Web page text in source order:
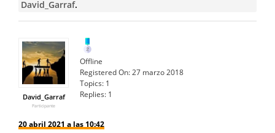
David_Garraf.
David_Garraf
Participante
Offline
Registered On:27 marzo 2018
Topics: 1
Replies: 1
20 abril 2021 a las 10:42